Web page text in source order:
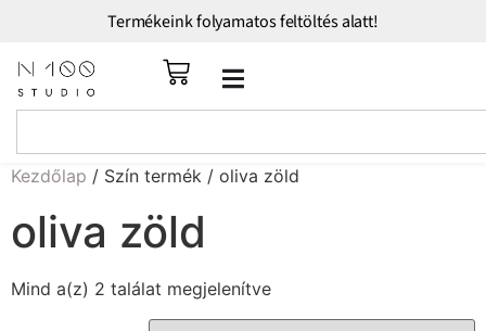
Termékeink folyamatos feltöltés alatt!
Kezdőlap / Szín termék / oliva zöld
oliva zöld
Mind a(z) 2 találat megjelenítve